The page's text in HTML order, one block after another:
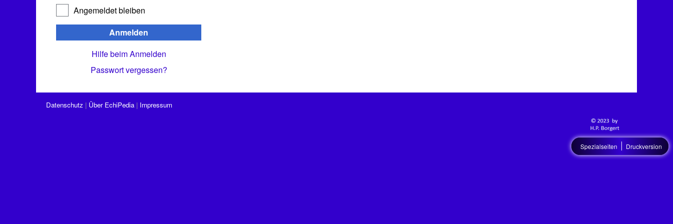
Angemeldet bleiben
Anmelden
Hilfe beim Anmelden
Passwort vergessen?
Datenschutz Über EchiPedia Impressum
Spezialseiten Druckversion